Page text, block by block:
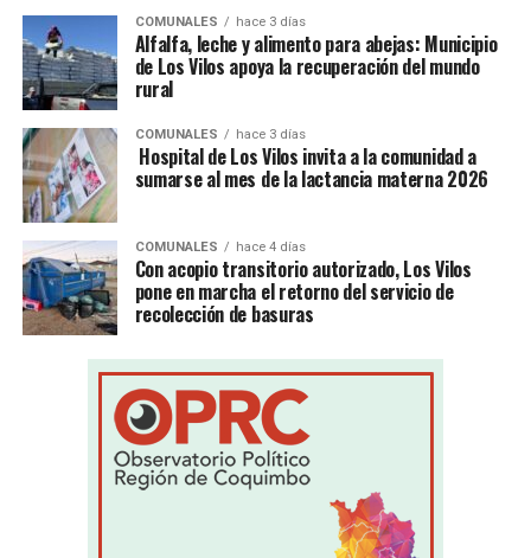
COMUNALES hace 3 días
Alfalfa, leche y alimento para abejas: Municipio
de Los Vilos apoya la recuperación del mundo
rural
COMUNALES hace 3 días
Hospital de Los Vilos invita a la comunidad a
sumarse al mes de la lactancia materna 2026
COMUNALES hace 4 días
Con acopio transitorio autorizado, Los Vilos
pone en marcha el retorno del servicio de
recolección de basuras